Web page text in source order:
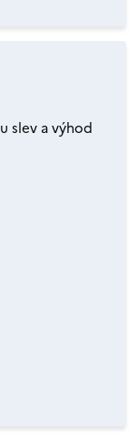
slev a výhod